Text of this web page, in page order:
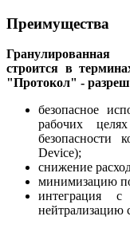
Преимущества
Гранулированная
строится в
"Протокол" -
безопасное
рабочих
Device);
снижение
минимизацию
интеграция
нейтрализацию